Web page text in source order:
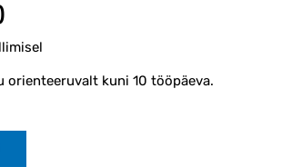
kuni 10 tööpäeva.